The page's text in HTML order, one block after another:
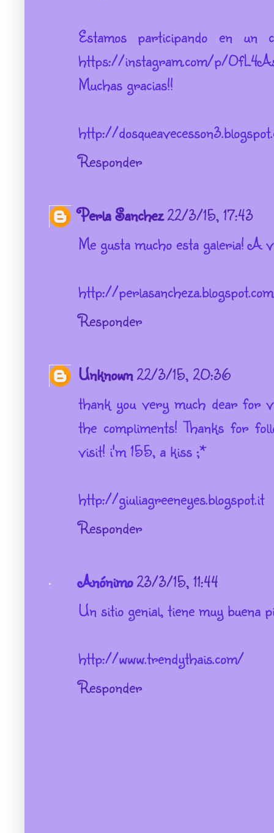
Estamos participando en un
https://instagram.com/p/
Muchas gracias!!
http://
Responder
Perla Sanchez22/3/15, 17:43
Me gusta mucho esta galeria! A
http://
Responder
Unknown22/3/15, 20:36
thank you very much dear for
the compliments! Thanks for
visit! i'm 155, a kiss ;*
http://giuliagreeneyes.blogspot.it
Responder
Anónimo23/3/15, 11:44
Un sitio genial, tiene muy buena
http://www.trendythais.com/
Responder